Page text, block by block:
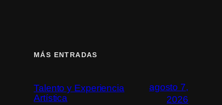
MÁS ENTRADAS
Talento y Experiencia
Artística
agosto 7,
2026